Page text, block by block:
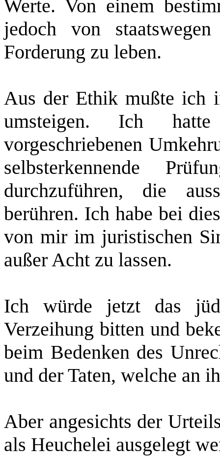
Werte. Von einem
jedoch von
Forderung zu leben.
Aus der Ethik mußte ich
umsteigen. Ich
vorgeschriebenen
selbsterkennende
durchzuführen, die
berühren. Ich habe bei
von mir im juristischen
außer Acht zu lassen.
Ich würde jetzt das
Verzeihung bitten und
beim Bedenken des
und der Taten, welche an
Aber angesichts der
als Heuchelei ausgelegt